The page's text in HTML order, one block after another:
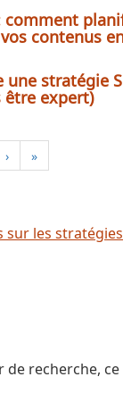
contenus
stratégie
être expert)
› »
les stratégies
de recherche,